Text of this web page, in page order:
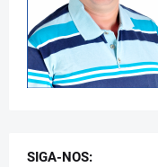
SIGA-NOS: